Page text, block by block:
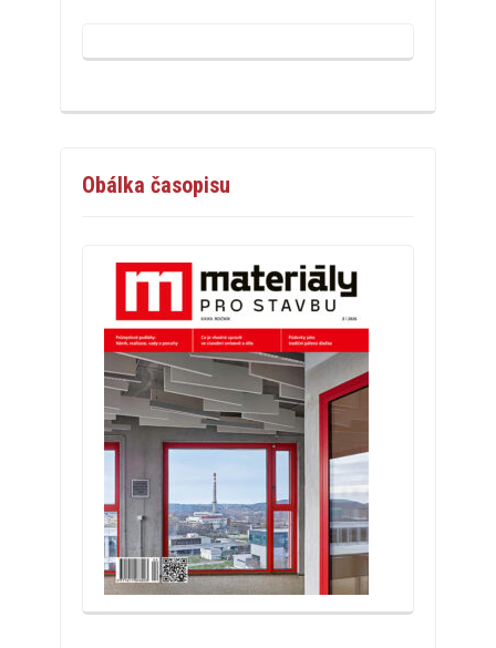
Obálka časopisu